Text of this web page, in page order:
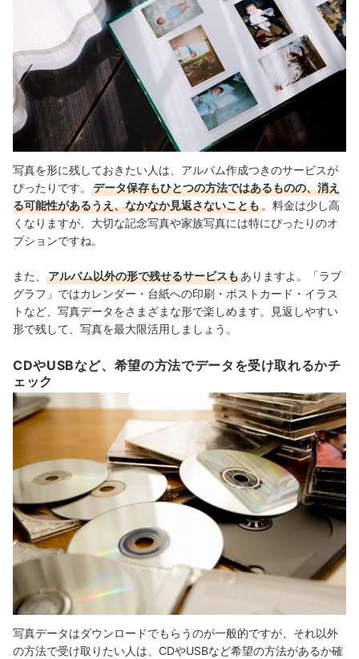
写真を形に残しておきたい人は、アルバム作成つきのサービスが
ぴったりです。
データ保存もひとつの方法ではあるものの、消え
る可能性があるうえ、なかなか見返さないことも 。料金は少し高
くなりますが、大切な記念写真や家族写真には特にぴったりのオ
プションですね。
また、 アルバム以外の形で残せるサービスもありますよ。「ラブ
グラフ」ではカレンダー・台紙への印刷・ポストカード・イラス
トなど、写真データをさまざまな形で楽しめます。見返しやすい
形で残して、写真を最大限活用しましょう。
CDやUSBなど、希望の方法でデータを受け取れるかチ
ェック
写真データはダウンロードでもらうのが一般的ですが、それ以外
の方法で受け取りたい人は、CDやUSBなど希望の方法があるか確